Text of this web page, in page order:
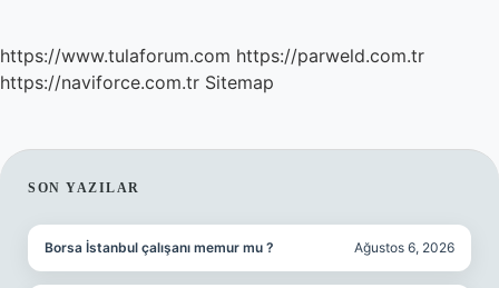
https://www.tulaforum.com https://parweld.com.tr
https://naviforce.com.tr Sitemap
SIDEBAR
SON YAZILAR
Borsa İstanbul çalışanı memur mu ? Ağustos 6, 2026